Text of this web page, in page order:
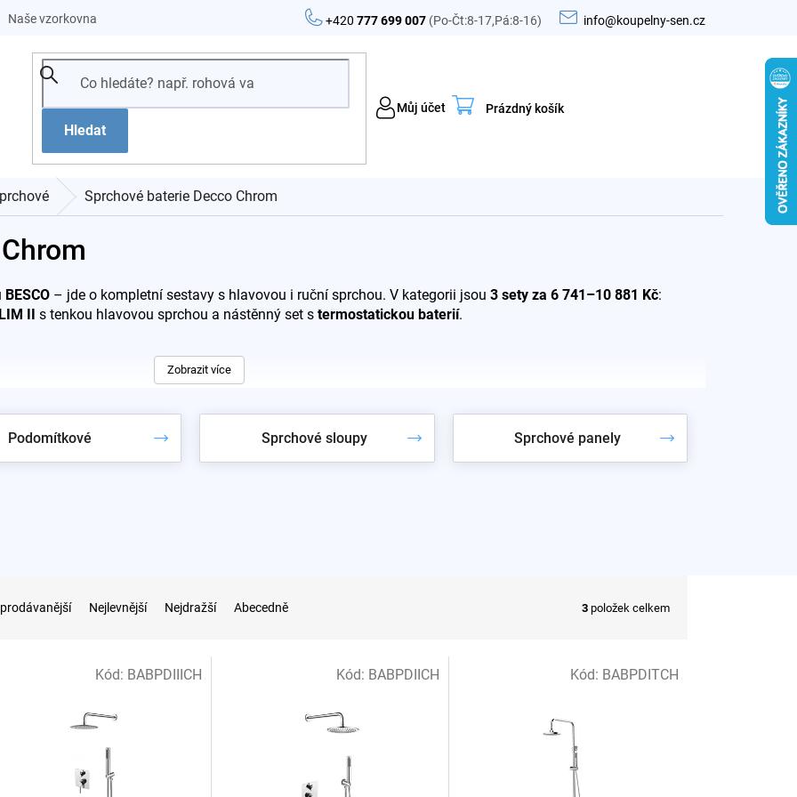
+420777 699 007 (Po-Čt:8-17,Pá:8-16) info@koupelny-sen.cz
Naše vzorkovna
Hledat
Můj účet
Nákupní
Prázdný košík
Sprchové baterie Decco Chrom
BESCO – jde o kompletní sestavy s hlavovou i ruční sprchou. V kategorii jsou 3 sety za 6 741–10 881 Kč:
II s tenkou hlavovou sprchou a nástěnný set s termostatickou baterií.
totožný set v černé matné. Barevné varianty najdete v řadáchDecco Černé a Illusion Zlaté; ke koutu doplňte
10
Zobrazit více
Podomítkové Sprchové sloupy Sprchové panely
Nejlevnější Nejdražší Abecedně 3 položek celkem
Kód: BABPDIIICH Kód: BABPDIICH Kód: BABPDITCH